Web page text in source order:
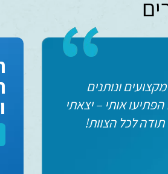
שירות
שיש עוד חנויות
להן. ספין בייק